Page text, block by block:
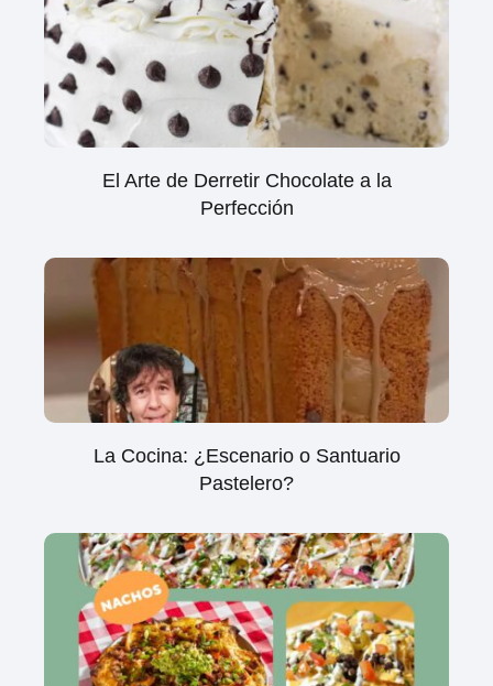
El Arte de Derretir Chocolate a la
Perfección
La Cocina: ¿Escenario o Santuario
Pastelero?